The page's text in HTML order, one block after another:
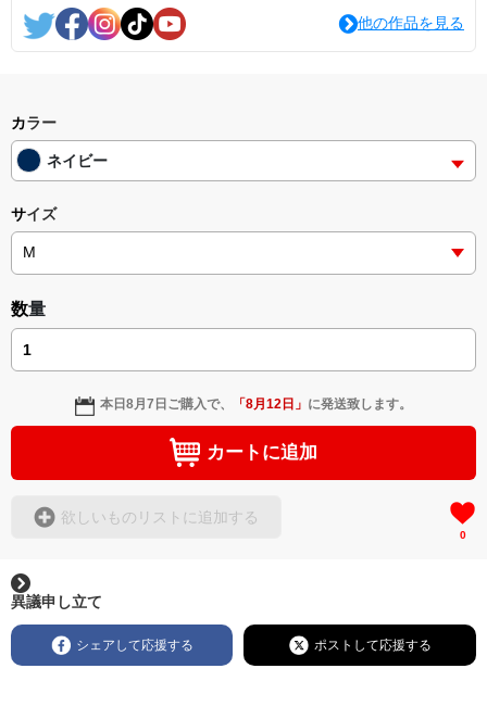
他の作品を見る
カラー
ネイビー
サイズ
数量
本日8月7日 ご購入で、 「8月12日 」 に発送致します。
カートに追加
欲しいものリストに追加する
0
異議申し立て
シェアして応援する ポストして応援する